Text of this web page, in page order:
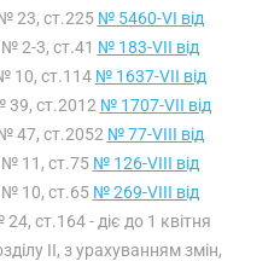
23, ст.225 № 5460-VI від
2-3, ст.41 № 183-VII від
10, ст.114 № 1637-VII від
39, ст.2012 № 1707-VII від
47, ст.2052 № 77-VIII від
11, ст.75 № 126-VIII від
10, ст.65 № 269-VIII від
ст.164 - діє до 1 квітня
II, з урахуванням змін,